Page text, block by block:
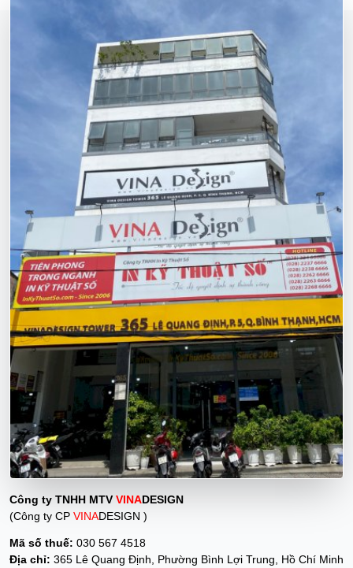
Công ty TNHH MTVVINADESIGN
(Công ty CP VINADESIGN )
Mã số thuế: 030 567 4518
Địa chỉ: 365 Lê Quang Định, Phường Bình Lợi Trung, Hồ Chí Minh